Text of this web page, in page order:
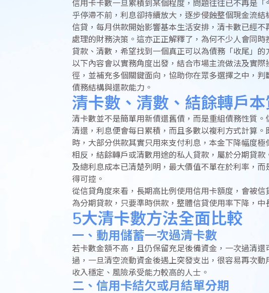
信用卡卡數一旦累積到某個程度，問題往往已不再是
乎停滯不前，利息卻持續放大，逐步侵蝕整個現金流
信貸，每月供款開始影響基本生活安排，清卡數已經
處理的財務決策。這亦正正解釋了，為何不少人會同
貸款、清數，希望找到一個真正可以為債務「收尾」的
以下內容會以實務角度出發，結合市場主流做法及實
徑，並補充多個關鍵面向，協助你在眾多選擇之中，
債務結構與還款能力。
清卡數、清數、結餘轉戶
清卡數並不是簡單用新債還舊債，而是重組債務性質
清還，利息便會每日累積，而且多數以複利方式計算
時，大部分供款其實只用來支付利息，本金下降幅度極
相反，結餘轉戶或清數用途的私人貸款，屬於分期貸
及總利息成本已清楚列明，最大價值不單在於利率，
得可控。
從信貸角度來看，長期高比例使用信用卡額度，會被
為分期貸款，只要準時供款，整體信貸使用率下降，中
5大清卡數方法全面比較
一、動用儲蓄一次過清卡數
若卡數金額不高，且仍保留充足後備資金，一次過清
過，一旦清空流動資金後遇上突發支出，很容易再次
收入穩定、風險承受能力較高的人士。
二、信用卡結欠或月結單分期